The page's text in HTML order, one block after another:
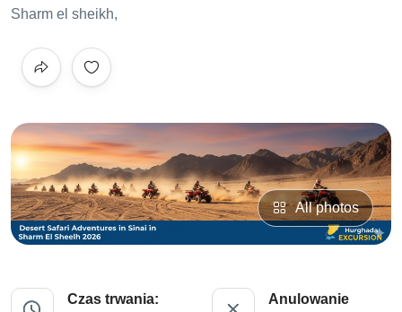
Sharm el sheikh,
All photos
Czas trwania: Anulowanie